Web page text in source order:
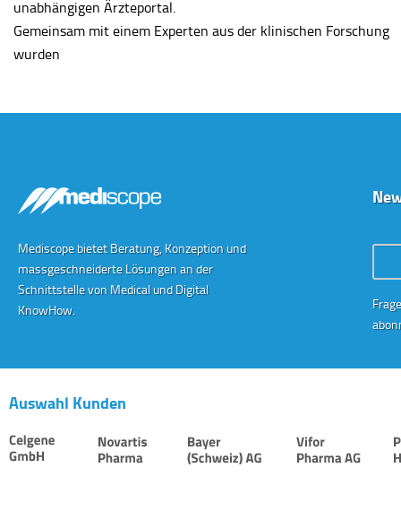
unabhängigen Ärzteportal.
Gemeinsam mit einem Experten aus der klinischen Forschung
wurden
Mediscope bietet Beratung, Konzeption und
massgeschneiderte Lösungen an der
Schnittstelle von Medical und Digital
KnowHow.
Auswahl Kunden